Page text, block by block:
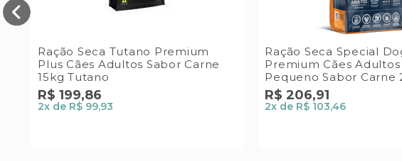
Ração Seca Tutano Premium
Plus Cães Adultos Sabor Carne
15kg Tutano
R$ 199,86
2x de R$ 99,93
Ração Seca Special
Premium Cães
Pequeno Sabor Carne
Special Dog
R$ 206,91
2x de R$ 103,46